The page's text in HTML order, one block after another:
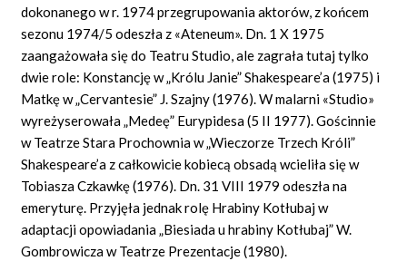
dokonanego w r. 1974 przegrupowania aktorów, z końcem
sezonu 1974/5 odeszła z «Ateneum». Dn. 1 X 1975
zaangażowała się do Teatru Studio, ale zagrała tutaj tylko
dwie role: Konstancję w „Królu Janie” Shakespeare’a (1975) i
Matkę w „Cervantesie” J. Szajny (1976). W malarni «Studio»
wyreżyserowała „Medeę” Eurypidesa (5 II 1977). Gościnnie
w Teatrze Stara Prochownia w „Wieczorze Trzech Króli”
Shakespeare’a z całkowicie kobiecą obsadą wcieliła się w
Tobiasza Czkawkę (1976). Dn. 31 VIII 1979 odeszła na
emeryturę. Przyjęła jednak rolę Hrabiny Kotłubaj w
adaptacji opowiadania „Biesiada u hrabiny Kotłubaj” W.
Gombrowicza w Teatrze Prezentacje (1980).